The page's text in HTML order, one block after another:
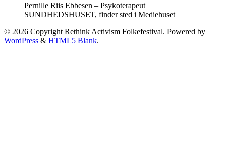
Pernille Riis Ebbesen – Psykoterapeut
SUNDHEDSHUSET, finder sted i Mediehuset
© 2026 Copyright Rethink Activism Folkefestival. Powered by
WordPress & HTML5 Blank.